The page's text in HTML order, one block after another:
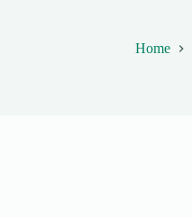
Home